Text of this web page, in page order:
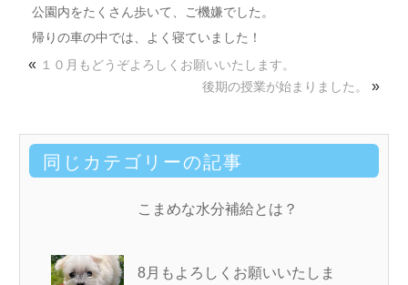
公園内をたくさん歩いて、ご機嫌でした。
帰りの車の中では、よく寝ていました！
« １０月もどうぞよろしくお願いいたします。
後期の授業が始まりました。
»
同じカテゴリーの記事
こまめな水分補給とは？
8月もよろしくお願いいたしま